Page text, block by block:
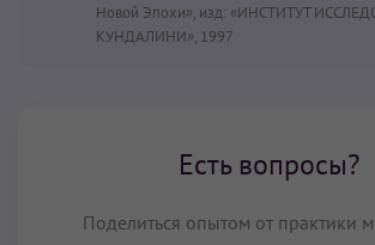
Новой Эпохи», изд: «ИНСТИТУТ
КУНДАЛИНИ», 1997
Есть вопросы?
Поделиться опытом от практики